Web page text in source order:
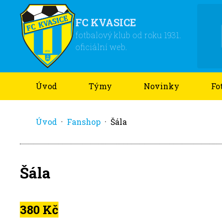
FC KVASICE
fotbalový klub od roku 1931.
oficiální web.
Úvod Týmy Novinky
Úvod · Fanshop · Šála
Šála
380 Kč